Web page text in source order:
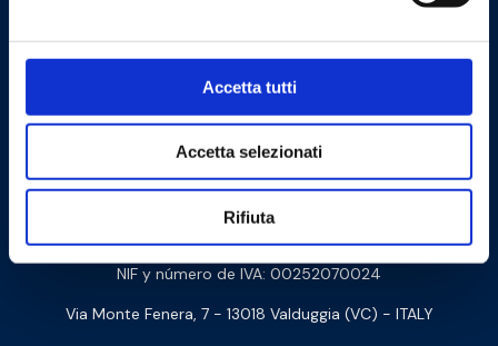
Accetta tutti
Accetta selezionati
Rifiuta
Contáctanos
NIF y número de IVA: 00252070024
Via Monte Fenera, 7 - 13018 Valduggia (VC) - ITALY